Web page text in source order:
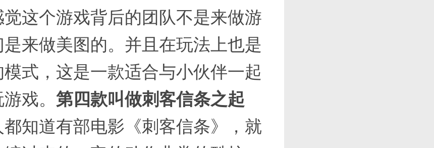
这个游戏背后的团队不是来做游
来做美图的。并且在玩法上也是
式，这是一款适合与小伙伴一起
戏。 第四款叫做刺客信条之起
知道有部电影《刺客信条》，就